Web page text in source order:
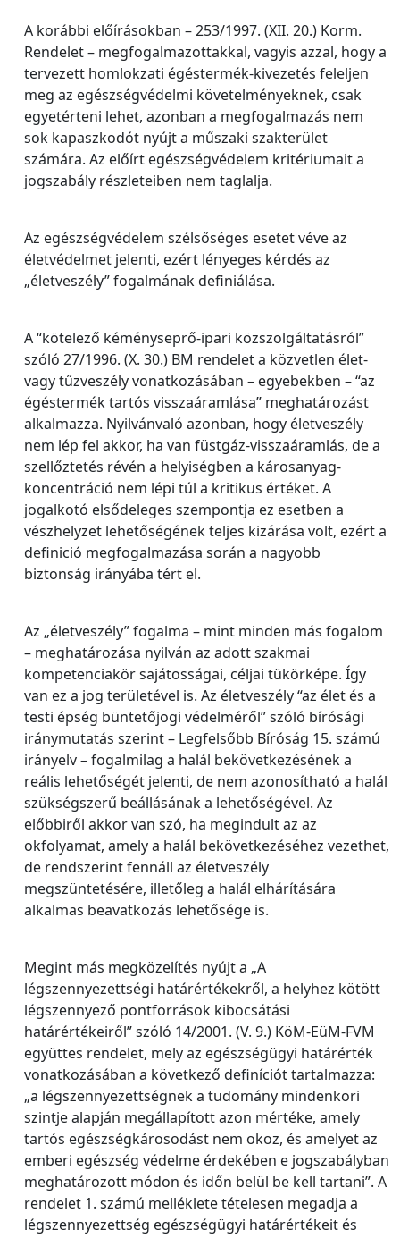
A korábbi előírásokban – 253/1997. (XII. 20.) Korm.
Rendelet – megfogalmazottakkal, vagyis azzal, hogy a
tervezett homlokzati égéstermék-kivezetés feleljen
meg az egészségvédelmi követelményeknek, csak
egyetérteni lehet, azonban a megfogalmazás nem
sok kapaszkodót nyújt a műszaki szakterület
számára. Az előírt egészségvédelem kritériumait a
jogszabály részleteiben nem taglalja.
Az egészségvédelem szélsőséges esetet véve az
életvédelmet jelenti, ezért lényeges kérdés az
„életveszély” fogalmának definiálása.
A “kötelező kéményseprő-ipari közszolgáltatásról”
szóló 27/1996. (X. 30.) BM rendelet a közvetlen élet-
vagy tűzveszély vonatkozásában – egyebekben – “az
égéstermék tartós visszaáramlása” meghatározást
alkalmazza. Nyilvánvaló azonban, hogy életveszély
nem lép fel akkor, ha van füstgáz-visszaáramlás, de a
szellőztetés révén a helyiségben a károsanyag-
koncentráció nem lépi túl a kritikus értéket. A
jogalkotó elsődeleges szempontja ez esetben a
vészhelyzet lehetőségének teljes kizárása volt, ezért a
definició megfogalmazása során a nagyobb
biztonság irányába tért el.
Az „életveszély” fogalma – mint minden más fogalom
– meghatározása nyilván az adott szakmai
kompetenciakör sajátosságai, céljai tükörképe. Így
van ez a jog területével is. Az életveszély “az élet és a
testi épség büntetőjogi védelméről” szóló bírósági
iránymutatás szerint – Legfelsőbb Bíróság 15. számú
irányelv – fogalmilag a halál bekövetkezésének a
reális lehetőségét jelenti, de nem azonosítható a halál
szükségszerű beállásának a lehetőségével. Az
előbbiről akkor van szó, ha megindult az az
okfolyamat, amely a halál bekövetkezéséhez vezethet,
de rendszerint fennáll az életveszély
megszüntetésére, illetőleg a halál elhárítására
alkalmas beavatkozás lehetősége is.
Megint más megközelítés nyújt a „A
légszennyezettségi határértékekről, a helyhez kötött
légszennyező pontforrások kibocsátási
határértékeiről” szóló 14/2001. (V. 9.) KöM-EüM-FVM
együttes rendelet, mely az egészségügyi határérték
vonatkozásában a következő definíciót tartalmazza:
„a légszennyezettségnek a tudomány mindenkori
szintje alapján megállapított azon mértéke, amely
tartós egészségkárosodást nem okoz, és amelyet az
emberi egészség védelme érdekében e jogszabályban
meghatározott módon és időn belül be kell tartani”. A
rendelet 1. számú melléklete tételesen megadja a
légszennyezettség egészségügyi határértékeit és